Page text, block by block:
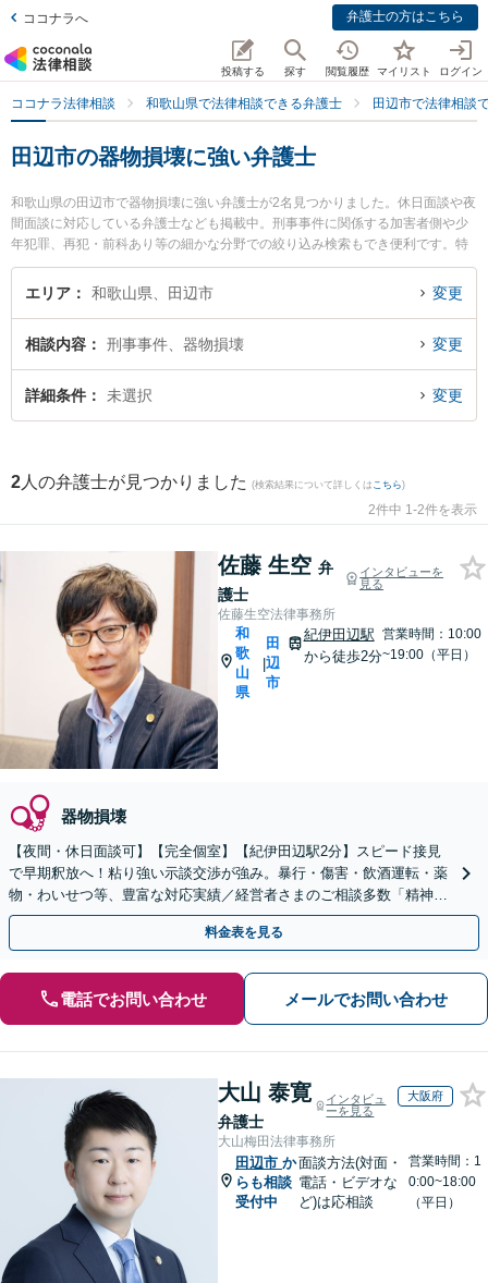
ココナラへ 弁護士の方はこちら
投稿する 探す 閲覧履歴 マイリスト ログイン
ココナラ法律相談 和歌山県で法律相談できる弁護士 田辺市で法律相談
田辺市の器物損壊に強い弁護士
和歌山県の田辺市で器物損壊に強い弁護士が2名見つかりました。休日面談や夜
間面談に対応している弁護士なども掲載中。刑事事件に関係する加害者側や少
年犯罪、再犯・前科あり等の細かな分野での絞り込み検索もでき便利です。特
に佐藤生空法律事務所の佐藤 生空弁護士やあおい法律事務所の岡田 政和弁護士
のプロフィール情報や弁護士費用、強みなどが注目されています。『田辺市で
談無料で器物損壊を法律相談できる田辺市内の弁護士に相談予約したい』など
でお困りの相談者さんにおすすめです。
エリア 和歌山県、田辺市 変更
相談内容 刑事事件、器物損壊 変更
詳細条件 未選択 変更
2 人の弁護士が見つかりました (検索結果について詳しくは こちら)
2件中 1-2件を表示
佐藤 生空 弁
護士
インタビューを
見る
佐藤生空法律事務所
和
歌
山
県
|
田
辺
市
紀伊田辺駅
から徒歩2分
営業時間：10:00
~19:00（平日）
器物損壊
【夜間・休日面談可】【完全個室】【紀伊田辺駅2分】スピード接見
で早期釈放へ！粘り強い示談交渉が強み。暴行・傷害・飲酒運転・薬
物・わいせつ等、豊富な対応実績／経営者さまのご相談多数「精神面
のサポートも大切に」どんな疑問にも丁寧にお答えします
料金表を見る
電話でお問い合わせ メールでお問い合わせ
大山 泰寛
弁護士
インタビュ
ーを見る
大阪府
大山梅田法律事務所
田辺市 か
らも相談
受付中
面談方法(対面・
電話・ビデオな
ど)は応相談
営業時間：1
0:00~18:00
（平日）